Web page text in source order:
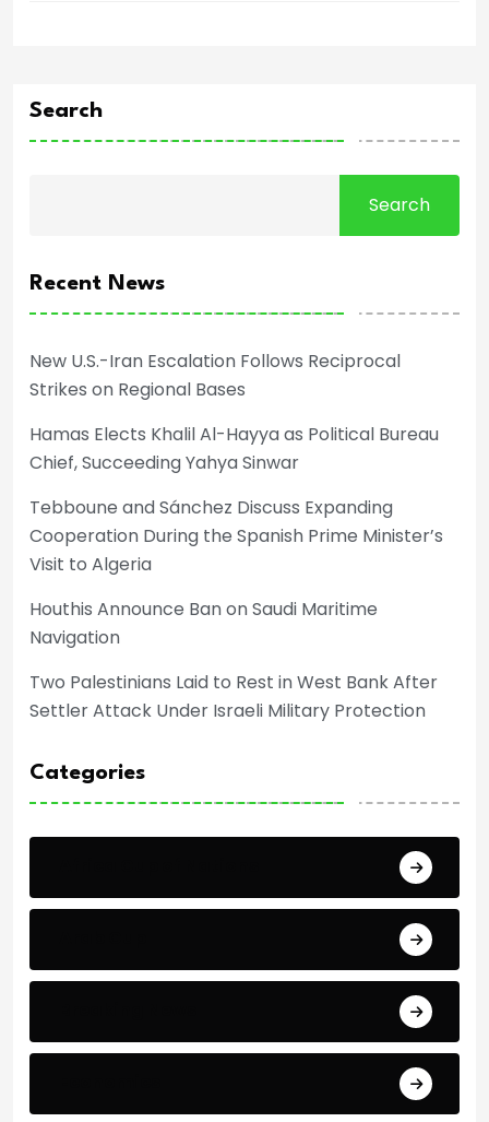
Search
Search
Recent News
New U.S.-Iran Escalation Follows Reciprocal
Strikes on Regional Bases
Hamas Elects Khalil Al-Hayya as Political Bureau
Chief, Succeeding Yahya Sinwar
Tebboune and Sánchez Discuss Expanding
Cooperation During the Spanish Prime Minister’s
Visit to Algeria
Houthis Announce Ban on Saudi Maritime
Navigation
Two Palestinians Laid to Rest in West Bank After
Settler Attack Under Israeli Military Protection
Categories